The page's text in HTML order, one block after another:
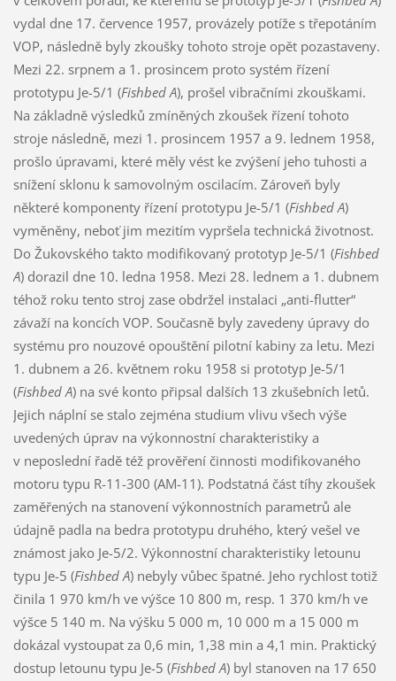
vydal dne 17. července 1957, provázely potíže s třepotáním
VOP, následně byly zkoušky tohoto stroje opět pozastaveny.
Mezi 22. srpnem a 1. prosincem proto systém řízení
prototypu Je-5/1 (Fishbed A), prošel vibračními zkouškami.
Na základně výsledků zmíněných zkoušek řízení tohoto
stroje následně, mezi 1. prosincem 1957 a 9. lednem 1958,
prošlo úpravami, které měly vést ke zvýšení jeho tuhosti a
snížení sklonu k samovolným oscilacím. Zároveň byly
některé komponenty řízení prototypu Je-5/1 (Fishbed A)
vyměněny, neboť jim mezitím vypršela technická životnost.
Do Žukovského takto modifikovaný prototyp Je-5/1 (Fishbed
A) dorazil dne 10. ledna 1958. Mezi 28. lednem a 1. dubnem
téhož roku tento stroj zase obdržel instalaci „anti-flutter“
závaží na koncích VOP. Současně byly zavedeny úpravy do
systému pro nouzové opouštění pilotní kabiny za letu. Mezi
1. dubnem a 26. květnem roku 1958 si prototyp Je-5/1
(Fishbed A) na své konto připsal dalších 13 zkušebních letů.
Jejich náplní se stalo zejména studium vlivu všech výše
uvedených úprav na výkonnostní charakteristiky a
v neposlední řadě též prověření činnosti modifikovaného
motoru typu R-11-300 (AM-11). Podstatná část tíhy zkoušek
zaměřených na stanovení výkonnostních parametrů ale
údajně padla na bedra prototypu druhého, který vešel ve
známost jako Je-5/2. Výkonnostní charakteristiky letounu
typu Je-5 (Fishbed A) nebyly vůbec špatné. Jeho rychlost totiž
činila 1 970 km/h ve výšce 10 800 m, resp. 1 370 km/h ve
výšce 5 140 m. Na výšku 5 000 m, 10 000 m a 15 000 m
dokázal vystoupat za 0,6 min, 1,38 min a 4,1 min. Praktický
dostup letounu typu Je-5 (Fishbed A) byl stanoven na 17 650